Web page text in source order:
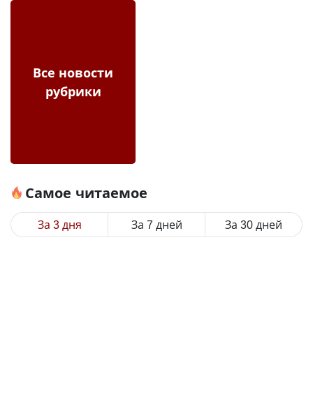
Все новости
рубрики
Самое читаемое
За 3 дня За 7 дней За 30 дней